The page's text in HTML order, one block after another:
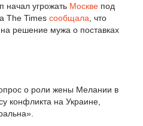
начал угрожать Москве под
The Times сообщала , что
решение мужа о поставках
о роли жены Мелании в
конфликта на Украине,